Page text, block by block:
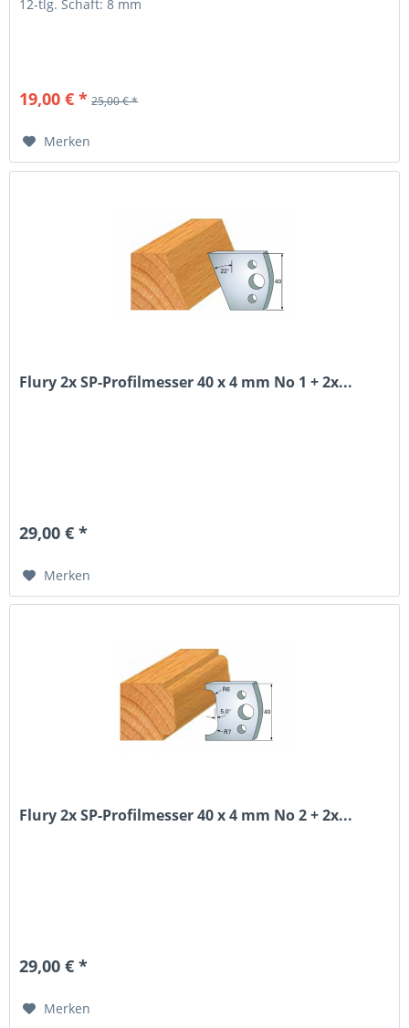
12-tlg. Schaft: 8 mm
19,00 € * 25,00 € *
Merken
Flury 2x SP-Profilmesser 40 x 4 mm No 1 + 2x...
29,00 € *
Merken
Flury 2x SP-Profilmesser 40 x 4 mm No 2 + 2x...
29,00 € *
Merken